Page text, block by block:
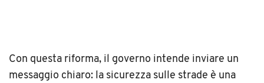
Con questa riforma, il governo intende inviare un
messaggio chiaro: la sicurezza sulle strade è una